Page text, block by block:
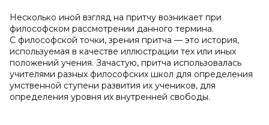
Несколько иной взгляд на притчу возникает при
философском рассмотрении данного термина.
С философской точки, зрения притча — это история,
используемая в качестве иллюстрации тех или иных
положений учения. Зачастую, притча использовалась
учителями разных философских школ для определения
умственной ступени развития их учеников, для
определения уровня их внутренней свободы.